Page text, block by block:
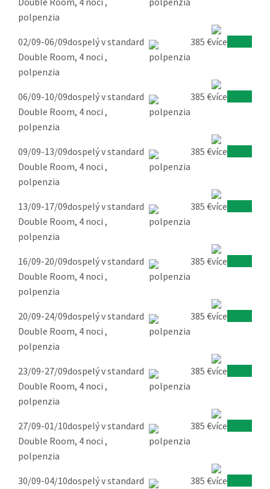
polpenzia
02/09-06/09dospelý v standard
Double Room, 4 noci ,
polpenzia
385 €
06/09-10/09dospelý v standard
Double Room, 4 noci ,
polpenzia
385 €
09/09-13/09dospelý v standard
Double Room, 4 noci ,
polpenzia
385 €
13/09-17/09dospelý v standard
Double Room, 4 noci ,
polpenzia
385 €
16/09-20/09dospelý v standard
Double Room, 4 noci ,
polpenzia
385 €
20/09-24/09dospelý v standard
Double Room, 4 noci ,
polpenzia
385 €
23/09-27/09dospelý v standard
Double Room, 4 noci ,
polpenzia
385 €
27/09-01/10dospelý v standard
Double Room, 4 noci ,
polpenzia
385 €
30/09-04/10dospelý v standard
385 €